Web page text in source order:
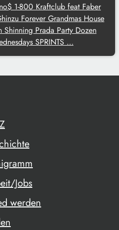
1-800 Kraftclub feat Faber
Forever Grandmas House
Prada Party Dozen
SPRINTS …
Jobs
werden